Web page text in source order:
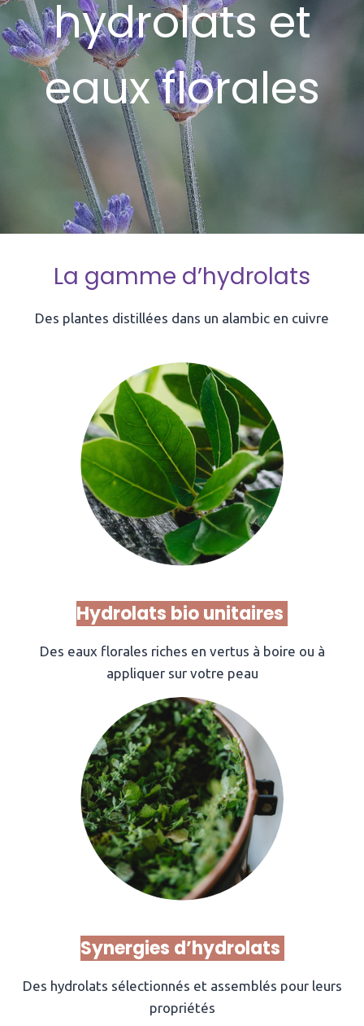
hydrolats et
eaux florales
La gamme d’hydrolats
Des plantes distillées dans un alambic en cuivre
Hydrolats bio unitaires
Des eaux florales riches en vertus à boire ou à
appliquer sur votre peau
Synergies d’hydrolats
Des hydrolats sélectionnés et assemblés pour leurs
propriétés